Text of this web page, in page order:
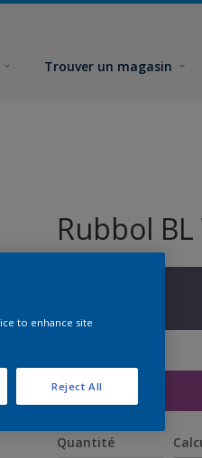
Trouver un magasin
Rubbol
Quantité
to enhance site
Reject All